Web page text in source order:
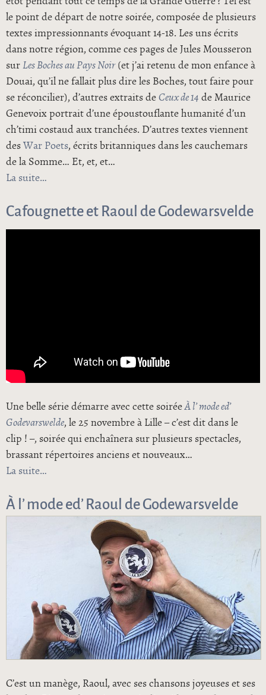
le point de départ de notre soirée, composée de plusieurs
textes impressionnants évoquant 14-18. Les uns écrits
dans notre région, comme ces pages de Jules Mousseron
sur Les Boches au Pays Noir(et j’ai retenu de mon enfance à
Douai, qu’il ne fallait plus dire les Boches, tout faire pour
se réconcilier), d’autres extraits de Ceux de 14 de Maurice
Genevoix portrait d’une époustouflante humanité d’un
ch’timi costaud aux tranchées. D’autres textes viennent
des War Poets, écrits britanniques dans les cauchemars
de la Somme… Et, et, et…
La suitede Armistice ! Arlève-te brave soldat…
Cafougnette et Raoul de Godewarsvelde
Une belle série démarre avec cette soiréeÀ l’ mode ed’
Godevarswelde, le 25 novembre à Lille – c’est dit dans le
clip ! –, soirée qui enchaînera sur plusieurs spectacles,
brassant répertoires anciens et nouveaux…
La suitede Cafougnette et Raoul de Godewarsvelde
À l’ mode ed’ Raoul de Godewarsvelde
C’est un manège, Raoul, avec ses chansons joyeuses et ses